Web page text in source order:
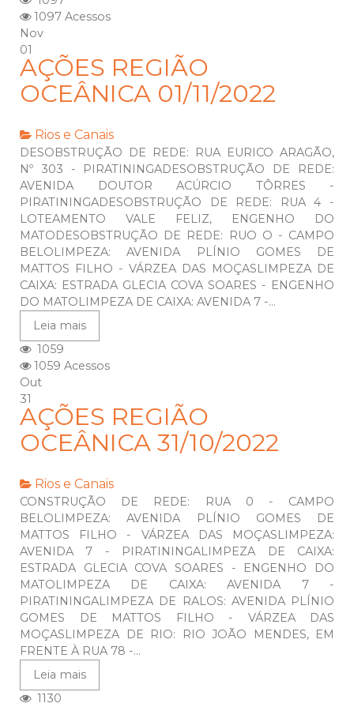
1097 Acessos
Nov
01
AÇÕES REGIÃO
OCEÂNICA 01/11/2022
Rios e Canais
DESOBSTRUÇÃO DE REDE: RUA EURICO ARAGÃO,
Nº 303 - PIRATININGADESOBSTRUÇÃO DE REDE:
AVENIDA DOUTOR ACÚRCIO TÔRRES -
PIRATININGADESOBSTRUÇÃO DE REDE: RUA 4 -
LOTEAMENTO VALE FELIZ, ENGENHO DO
MATODESOBSTRUÇÃO DE REDE: RUO O - CAMPO
BELOLIMPEZA: AVENIDA PLÍNIO GOMES DE
MATTOS FILHO - VÁRZEA DAS MOÇASLIMPEZA DE
CAIXA: ESTRADA GLECIA COVA SOARES - ENGENHO
DO MATOLIMPEZA DE CAIXA: AVENIDA 7 -...
Leia mais
1059
1059 Acessos
Out
31
AÇÕES REGIÃO
OCEÂNICA 31/10/2022
Rios e Canais
CONSTRUÇÃO DE REDE: RUA 0 - CAMPO
BELOLIMPEZA: AVENIDA PLÍNIO GOMES DE
MATTOS FILHO - VÁRZEA DAS MOÇASLIMPEZA:
AVENIDA 7 - PIRATININGALIMPEZA DE CAIXA:
ESTRADA GLECIA COVA SOARES - ENGENHO DO
MATOLIMPEZA DE CAIXA: AVENIDA 7 -
PIRATININGALIMPEZA DE RALOS: AVENIDA PLÍNIO
GOMES DE MATTOS FILHO - VÁRZEA DAS
MOÇASLIMPEZA DE RIO: RIO JOÃO MENDES, EM
FRENTE À RUA 78 -...
Leia mais
1130